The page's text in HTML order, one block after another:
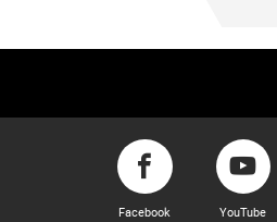
Facebook YouTube